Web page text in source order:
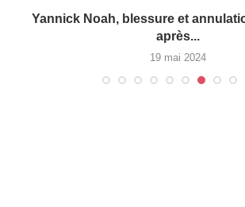
Yannick Noah, blessure et
après...
19 mai 2024